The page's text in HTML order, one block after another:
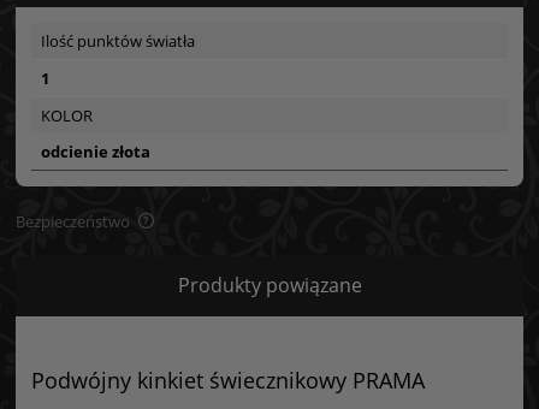
Ilość punktów światła
1
KOLOR
odcienie złota
Bezpieczeństwo
Certyfikaty i ostrzeżenie bezpieczeństwa
Produkty powiązane
Podwójny kinkiet świecznikowy PRAMA